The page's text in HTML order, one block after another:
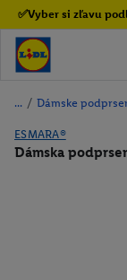
✅Vyber si zľavu
/ Dámske
ESMARA®
Dámska